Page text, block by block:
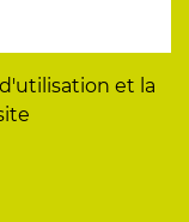
et la